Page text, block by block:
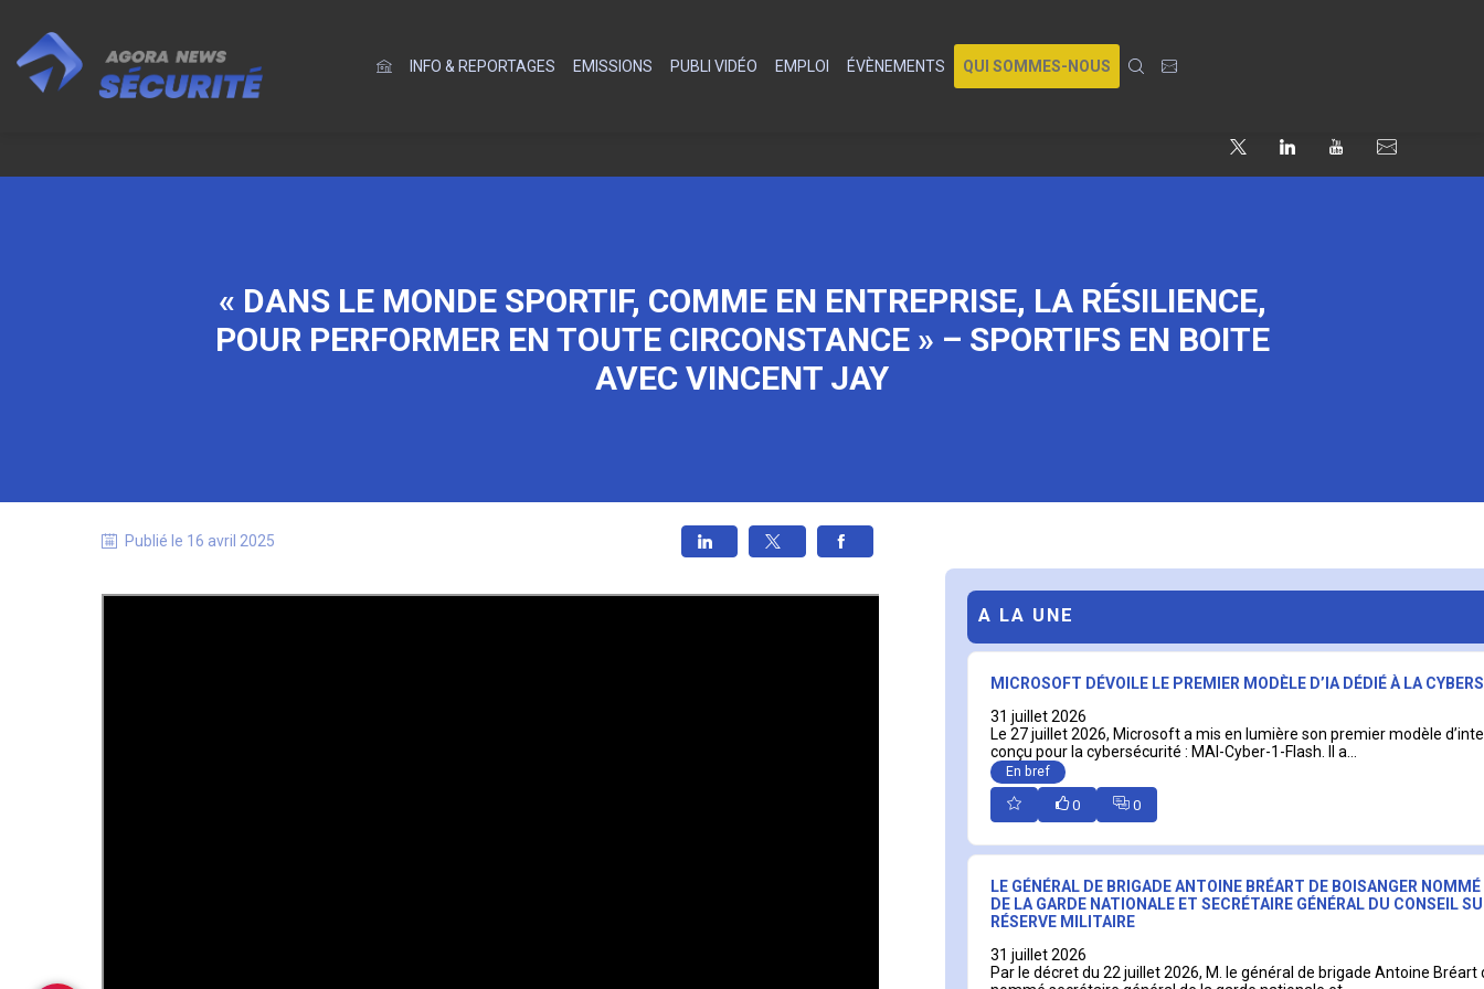
INFO & REPORTAGES EMISSIONS PUBLI VIDÉO EMPLOI ÉVÈNEMENTS QUI SOMMES-NOUS
« DANS LE MONDE SPORTIF, COMME EN ENTREPRISE, LA RÉSILIENCE,
POUR PERFORMER EN TOUTE CIRCONSTANCE » – SPORTIFS EN BOITE
AVEC VINCENT JAY
Publié le 16 avril 2025
A LA UNE
MICROSOFT DÉVOILE LE PREMIER MODÈLE D’IA DÉDIÉ À LA
31 juillet 2026
Le 27 juillet 2026, Microsoft a mis en lumière son premier modèle
conçu pour la cybersécurité : MAI-Cyber-1-Flash. Il a...
En bref
0 0
LE GÉNÉRAL DE BRIGADE ANTOINE BRÉART DE BOISANGER
DE LA GARDE NATIONALE ET SECRÉTAIRE GÉNÉRAL DU CONSEIL
RÉSERVE MILITAIRE
31 juillet 2026
Par le décret du 22 juillet 2026, M. le général de brigade Antoine Bréart